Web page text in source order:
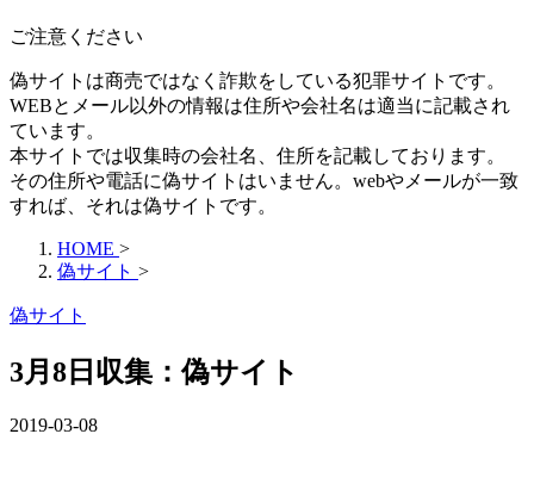
ご注意ください
偽サイトは商売ではなく詐欺をしている犯罪サイトです。
WEBとメール以外の情報は住所や会社名は適当に記載され
ています。
本サイトでは収集時の会社名、住所を記載しております。
その住所や電話に偽サイトはいません。webやメールが一致
すれば、それは偽サイトです。
HOME >
偽サイト >
偽サイト
3月8日収集：偽サイト
2019-03-08